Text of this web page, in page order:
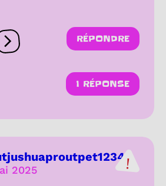
Ouvrir les réactions
RÉPONDRE
1 RÉPONSE
2025